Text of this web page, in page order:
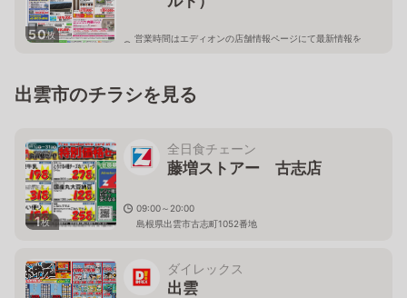
50枚
営業時間はエディオンの店舗情報ページにて最新情報を
出雲市のチラシを見る
1枚
全日食チェーン
藤増ストアー 古志店
09:00～20:00
島根県出雲市古志町1052番地
ダイレックス
出雲